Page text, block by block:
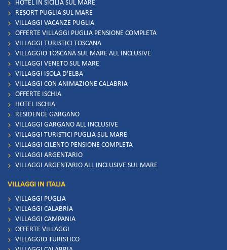
HOTEL IN SICILIA SUL MARE
RESORT PUGLIA SUL MARE
VILLAGGI VACANZE PUGLIA
OFFERTE VILLAGGI PUGLIA PENSIONE COMPLETA
VILLAGGI TURISTICI TOSCANA
VILLAGGIO TOSCANA SUL MARE ALL INCLUSIVE
VILLAGGI VENETO SUL MARE
VILLAGGI ISOLA D'ELBA
VILLAGGI CON ANIMAZIONE CALABRIA
OFFERTE ISCHIA
HOTEL ISCHIA
RESIDENCE GARGANO
VILLAGGI GARGANO ALL INCLUSIVE
VILLAGGI TURISTICI PUGLIA SUL MARE
VILLAGGI CILENTO PENSIONE COMPLETA
VILLAGGI ARGENTARIO
VILLAGGI ARGENTARIO ALL INCLUSIVE SUL MARE
VILLAGGI IN ITALIA
VILLAGGI PUGLIA
VILLAGGI CALABRIA
VILLAGGI CAMPANIA
OFFERTE VILLAGGI
VILLAGGIO TURISTICO